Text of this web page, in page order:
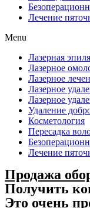
Лечение
Menu
Лазерная
Лазерное
Лазерное
Лазерное
Лазерное
Удаление
Косметология
Пересадка
Лечение
Продажа
Получить
Это очень